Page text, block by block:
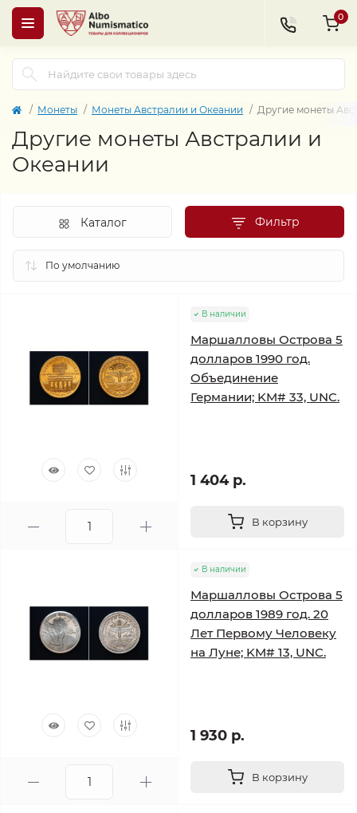
0
Монеты Монеты Австралии и Океании Другие монеты
Другие монеты Австралии и
Океании
Фильтр
Каталог
В наличии
Маршалловы Острова 5
долларов 1990 год.
Объединение
Германии; KM# 33, UNC.
1 404 р.
В корзину
В наличии
Маршалловы Острова 5
долларов 1989 год. 20
Лет Первому Человеку
на Луне; KM# 13, UNC.
1 930 р.
В корзину